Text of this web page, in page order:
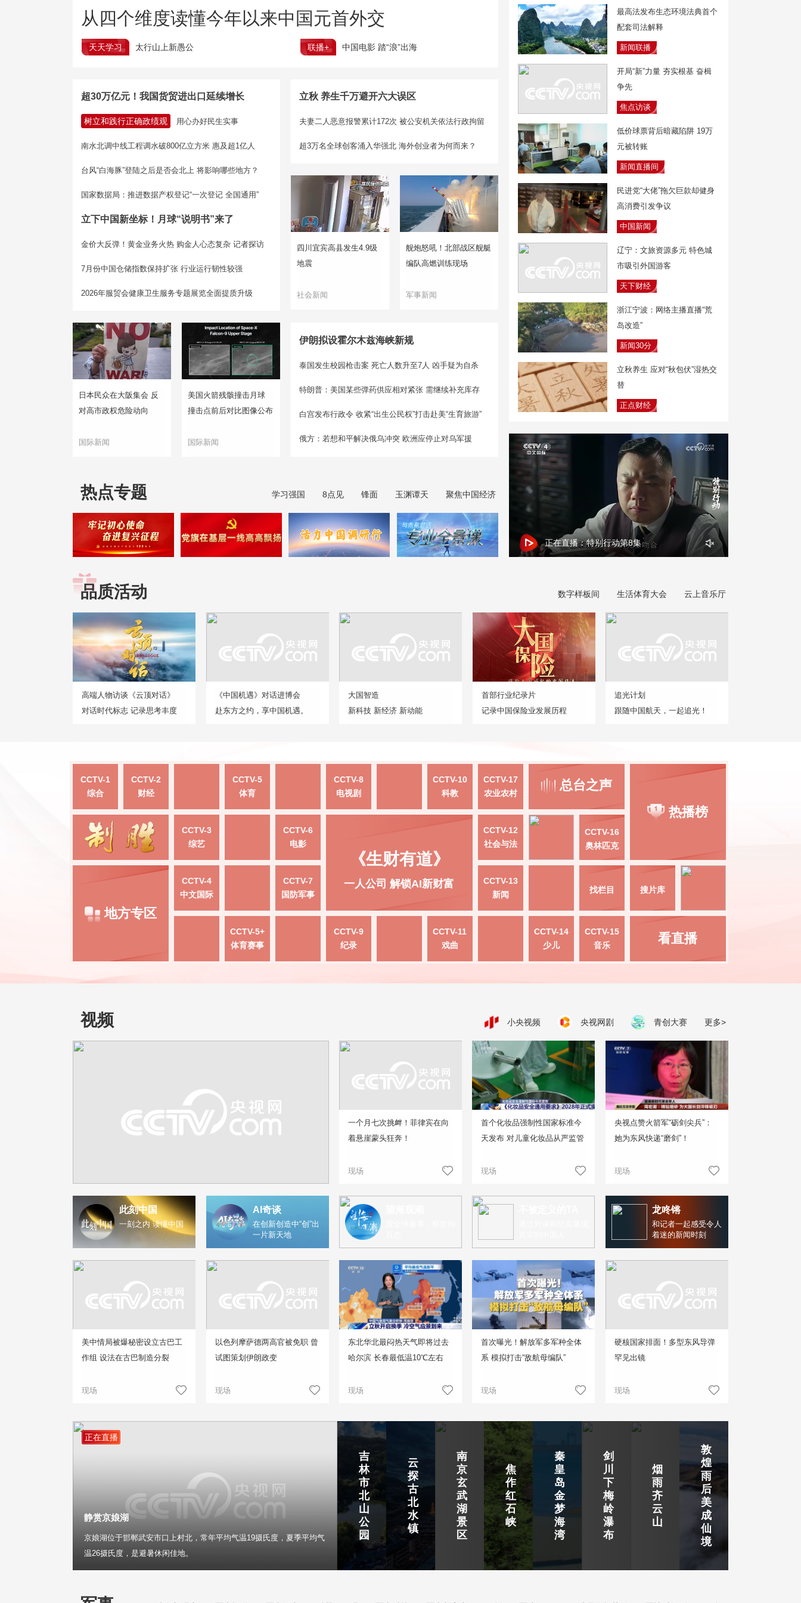
从四个维度读懂今年以来中国元首外交
天天学习 太行山上新愚公 联播+ 中国电影 踏“浪”出海
超30万亿元！我国货贸进出口延续增长
树立和践行正确政绩观 用心办好民生实事
南水北调中线工程调水破800亿立方米 惠及超1亿人
台风“白海豚”登陆之后是否会北上 将影响哪些地方？
国家数据局：推进数据产权登记“一次登记 全国通用”
立下中国新坐标！月球“说明书”来了
金价大反弹！黄金业务火热 购金人心态复杂 记者探访
7月份中国仓储指数保持扩张 行业运行韧性较强
2026年服贸会健康卫生服务专题展览全面提质升级
立秋 养生千万避开六大误区
夫妻二人恶意报警累计172次 被公安机关依法行政拘留
超3万名全球创客涌入华强北 海外创业者为何而来？
四川宜宾高县发生4.9级
地震
社会新闻
舰炮怒吼！北部战区舰艇
编队高燃训练现场
军事新闻
日本民众在大阪集会 反
对高市政权危险动向
国际新闻
美国火箭残骸撞击月球
撞击点前后对比图像公布
国际新闻
伊朗拟设霍尔木兹海峡新规
泰国发生校园枪击案 死亡人数升至7人 凶手疑为自杀
特朗普：美国某些弹药供应相对紧张 需继续补充库存
白宫发布行政令 收紧“出生公民权”打击赴美“生育旅游”
俄方：若想和平解决俄乌冲突 欧洲应停止对乌军援
热点专题 学习强国 8点见 锋面 玉渊谭天 聚焦中国经济
最高法发布生态环境法典首个
配套司法解释
新闻联播
开局“新”力量 夯实根基 奋楫
争先
焦点访谈
低价球票背后暗藏陷阱 19万
元被转账
新闻直播间
民进党“大佬”拖欠巨款却健身
高消费引发争议
中国新闻
辽宁：文旅资源多元 特色城
市吸引外国游客
天下财经
浙江宁波：网络主播直播“荒
岛改造”
新闻30分
立秋养生 应对“秋包伏”湿热交
替
正点财经
正在直播：特别行动第8集
品质活动 数字样板间 生活体育大会 云上音乐厅
高端人物访谈《云顶对话》
对话时代标志 记录思考丰度
《中国机遇》对话进博会
赴东方之约，享中国机遇。
大国智造
新科技 新经济 新动能
首部行业纪录片
记录中国保险业发展历程
追光计划
跟随中国航天，一起追光！
CCTV-1
综合
CCTV-2
财经
CCTV-5
体育
CCTV-8
电视剧
CCTV-10
科教
CCTV-17
农业农村
总台之声
热播榜
CCTV-3
综艺
CCTV-6
电影
《生财有道》
一人公司 解锁AI新财富
CCTV-12
社会与法
CCTV-16
奥林匹克
地方专区
CCTV-4
中文国际
CCTV-7
国防军事
CCTV-13
新闻
找栏目 搜片库
CCTV-5+
体育赛事
CCTV-9
纪录
CCTV-11
戏曲
CCTV-14
少儿
CCTV-15
音乐
看直播
视频 更多>
小央视频 央视网剧 青创大赛
一个月七次挑衅！菲律宾在向
着悬崖蒙头狂奔！
现场
首个化妆品强制性国家标准今
天发布 对儿童化妆品从严监管
现场
央视点赞火箭军“砺剑尖兵”：
她为东风快递“磨剑”！
现场
此刻中国
一刻之内 读懂中国
AI奇谈
在创新创造中“创”出
一片新天地
龙咚锵
和记者一起感受令人
着迷的新闻时刻
美中情局被爆秘密设立古巴工
作组 设法在古巴制造分裂
现场
以色列摩萨德两高官被免职 曾
试图策划伊朗政变
现场
东北华北最闷热天气即将过去
哈尔滨 长春最低温10℃左右
现场
首次曝光！解放军多军种全体
系 模拟打击“敌航母编队”
现场
硬核国家排面！多型东风导弹
罕见出镜
现场
正在直播
静赏京娘湖
京娘湖位于邯郸武安市口上村北，常年平均气温19摄氏度，夏季平均气
温26摄氏度，是避暑休闲佳地。
吉
林
市
北
山
公
园
云
探
古
北
水
镇
南
京
玄
武
湖
景
区
焦
作
红
石
峡
秦
皇
岛
金
梦
海
湾
剑
川
下
梅
岭
瀑
布
烟
雨
齐
云
山
敦
煌
雨
后
美
成
仙
境